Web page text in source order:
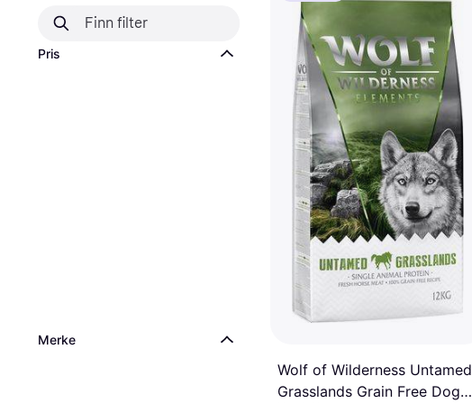
Pris
Merke
Wolf of Wilderness Untamed
Grasslands Grain Free Dog